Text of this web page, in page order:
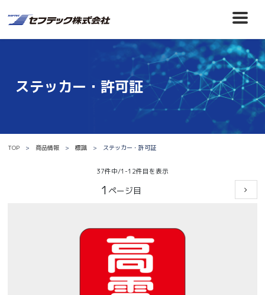
ステッカー・許可証
TOP 商品情報 標識 ステッカー・許可証
37件中/1-12件目を表示
1